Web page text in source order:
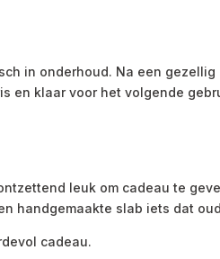
in onderhoud. Na een
en klaar voor het volgende
leuk om cadeau te
handgemaakte slab iets dat
cadeau.